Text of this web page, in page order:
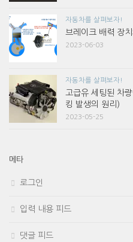
자동차를 살펴보자!
브레이크 배력 장
2023-06-03
자동차를 살펴보자!
고급유 세팅된 차
킹 발생의 원리)
2023-05-25
메타
로그인
입력 내용 피드
댓글 피드